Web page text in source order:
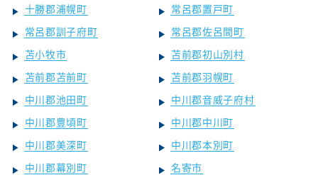
十勝郡浦幌町
常呂郡置戸町
常呂郡訓子府町
常呂郡佐呂間町
苫小牧市
苫前郡初山別村
苫前郡苫前町
苫前郡羽幌町
中川郡池田町
中川郡音威子府村
中川郡豊頃町
中川郡中川町
中川郡美深町
中川郡本別町
中川郡幕別町
名寄市